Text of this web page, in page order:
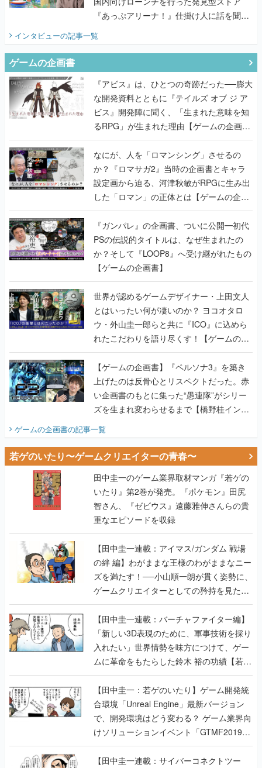
『あっぷアリーナ！』仕掛け人に話を聞い
てみた
インタビューの記事一覧
ゲームの企画書
『アビス』は、ひとつの奇跡だった──膨大
な開発資料とともに『テイルズ オブ ジ ア
ビス』開発陣に聞く、「生まれた意味を知
るRPG」が生まれた理由【ゲームの企画
書】
なにが、人を「ロマンシング」させるの
か？『ロマサガ2』当時の企画書とキャラ
設定画から迫る、河津秋敏がRPGに生み出
した「ロマン」の正体とは【ゲームの企画
書】
『ガンパレ』の企画書、ついに公開━初代
PSの伝説的タイトルは、なぜ生まれたの
か？そして『LOOP8』へ受け継がれたもの
【ゲームの企画書】
世界が認めるゲームデザイナー・上田文人
とはいったい何が凄いのか？ ヨコオタロ
ウ・外山圭一郎らと共に『ICO』に込めら
れたこだわりを語り尽くす！【ゲームの企
画書】
【ゲームの企画書】『ペルソナ3』を築き
上げたのは反骨心とリスペクトだった。赤
い企画書のもとに集った“愚連隊”がシリー
ズを生まれ変わらせるまで【橋野桂インタ
ビュー】
ゲームの企画書の記事一覧
若ゲのいたり〜ゲームクリエイターの青春〜
田中圭一のゲーム業界取材マンガ『若ゲの
いたり』第2巻が発売。『ポケモン』田尻
智さん、『ゼビウス』遠藤雅伸さんらの貴
重なエピソードを収録
【田中圭一連載：アイマス/ガンダム 戦場
の絆 編】わがままな王様のわがままなニー
ズを満たす！──小山順一朗が貫く姿勢に、
ゲームクリエイターとしての矜持を見た
【若ゲのいたり最終回】
【田中圭一連載：バーチャファイター編】
「新しい3D表現のために、軍事技術を採り
入れたい」世界情勢を味方につけて、ゲー
ムに革命をもたらした鈴木 裕の功績【若ゲ
のいたり】
【田中圭一：若ゲのいたり】ゲーム開発統
合環境「Unreal Engine」最新バージョン
で、開発環境はどう変わる？ ゲーム業界向
けソリューションイベント「GTMF2019」
に行って、より理解を深めよう【PR】
【田中圭一連載：サイバーコネクトツー